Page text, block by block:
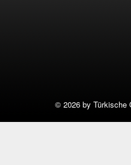
© 2026 by Türkische